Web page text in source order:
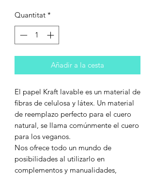
Quantitat *
Añadir a la cesta
El papel Kraft lavable es un material de
fibras de celulosa y látex. Un material
de reemplazo perfecto para el cuero
natural, se llama comúnmente el cuero
para los veganos.
Nos ofrece todo un mundo de
posibilidades al utilizarlo en
complementos y manualidades,